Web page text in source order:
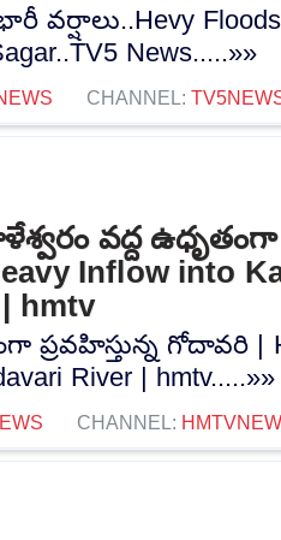
Floods
News.....»»
CHANNEL:
వద్ద
Inflow into
hmtv
ప్రవహిస్తున్న గోదావరి |
River | hmtv.....»»
CHANNEL: